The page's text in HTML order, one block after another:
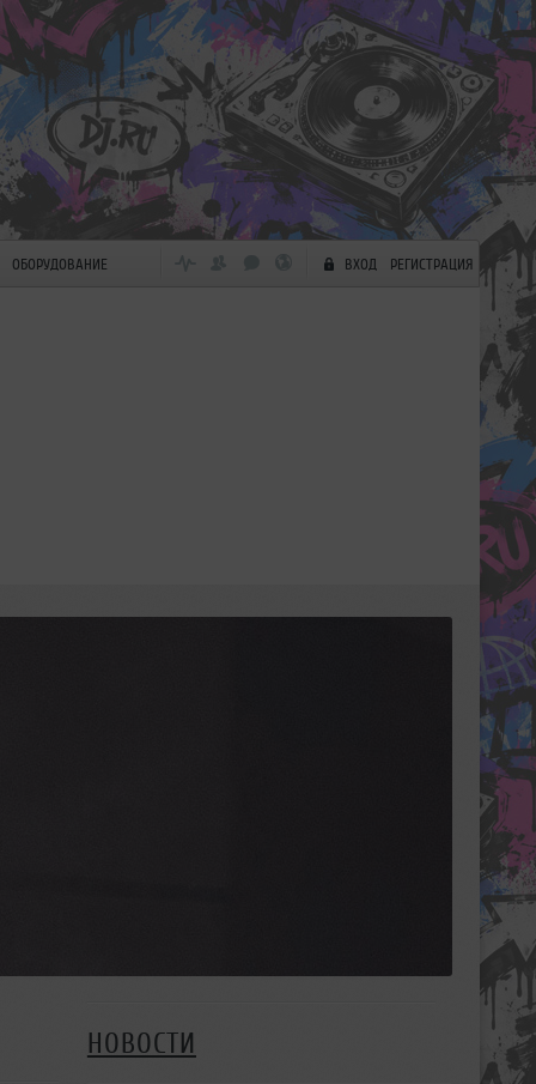
ОБОРУДОВАНИЕ ВХОД РЕГИСТРАЦИЯ
НОВОСТИ